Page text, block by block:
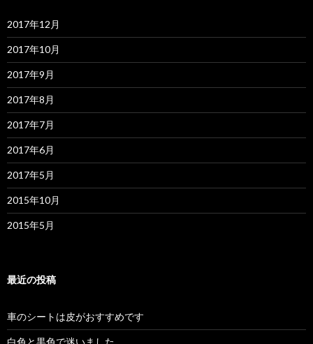
2017年12月
2017年10月
2017年9月
2017年8月
2017年7月
2017年6月
2017年5月
2015年10月
2015年5月
最近の投稿
車のシートは皮がおすすめです
白色と黒色で迷いました